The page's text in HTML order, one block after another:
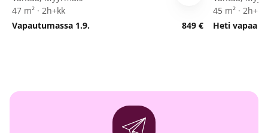
47 m² · 2h+kk
Vapautumassa 1.9.
849 €
45 m² · 2h+kk
Heti vapaa